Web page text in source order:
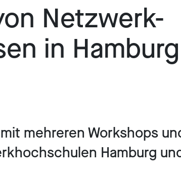
Netzwerk-
in
mehreren Workshops
Hamburg